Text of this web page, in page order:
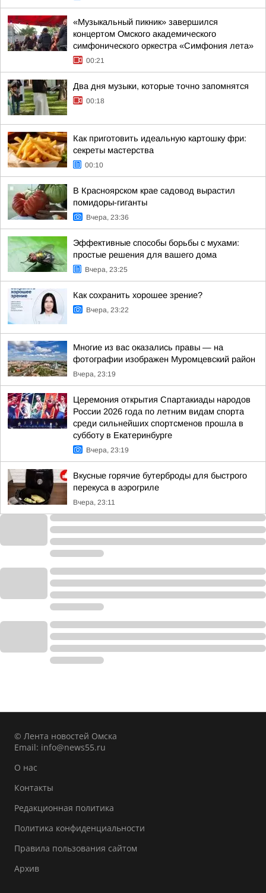
«Музыкальный пикник» завершился
концертом Омского академического
симфонического оркестра «Симфония лета»
00:21
Два дня музыки, которые точно запомнятся
00:18
Как приготовить идеальную картошку фри:
секреты мастерства
00:10
В Красноярском крае садовод вырастил
помидоры-гиганты
Вчера, 23:36
Эффективные способы борьбы с мухами:
простые решения для вашего дома
Вчера, 23:25
Как сохранить хорошее зрение?
Вчера, 23:22
Многие из вас оказались правы — на
фотографии изображен Муромцевский район
Вчера, 23:19
Церемония открытия Спартакиады народов
России 2026 года по летним видам спорта
среди сильнейших спортсменов прошла в
субботу в Екатеринбурге
Вчера, 23:19
Вкусные горячие бутерброды для быстрого
перекуса в аэрогриле
Вчера, 23:11
© Лента новостей Омска
Email: info@news55.ru
О нас
Контакты
Редакционная политика
Политика конфиденциальности
Правила пользования сайтом
Архив